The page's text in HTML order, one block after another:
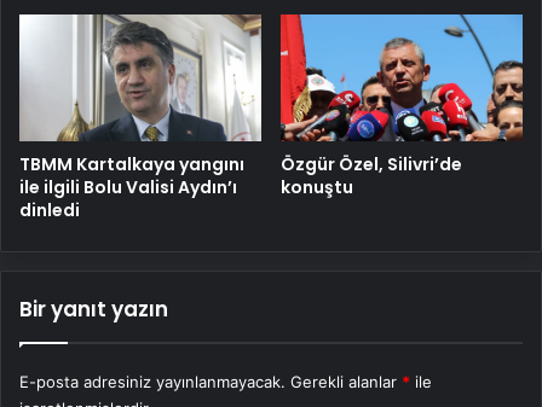
TBMM Kartalkaya yangını
ile ilgili Bolu Valisi Aydın’ı
dinledi
Özgür Özel, Silivri’de
konuştu
Bir yanıt yazın
E-posta adresiniz yayınlanmayacak. Gerekli alanlar * ile